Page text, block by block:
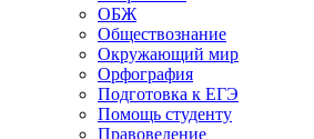
ОБЖ
Обществознание
Окружающий мир
Орфография
Подготовка к ЕГЭ
Помощь студенту
Правоведение